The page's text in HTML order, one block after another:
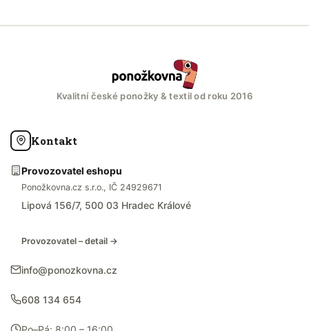
Kvalitní české ponožky & textil od roku 2016
Kontakt
Provozovatel eshopu
Ponožkovna.cz s.r.o., IČ 24929671
Lipová 156/7, 500 03 Hradec Králové
Provozovatel – detail →
info@ponozkovna.cz
608 134 654